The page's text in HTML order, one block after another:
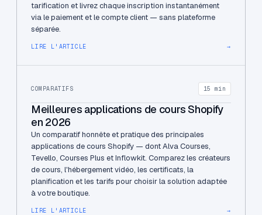
tarification et livrez chaque inscription instantanément
via le paiement et le compte client — sans plateforme
séparée.
LIRE L'ARTICLE →
COMPARATIFS 15 min
Meilleures applications de cours Shopify
en 2026
Un comparatif honnête et pratique des principales
applications de cours Shopify — dont Alva Courses,
Tevello, Courses Plus et Inflowkit. Comparez les créateurs
de cours, l'hébergement vidéo, les certificats, la
planification et les tarifs pour choisir la solution adaptée
à votre boutique.
LIRE L'ARTICLE →